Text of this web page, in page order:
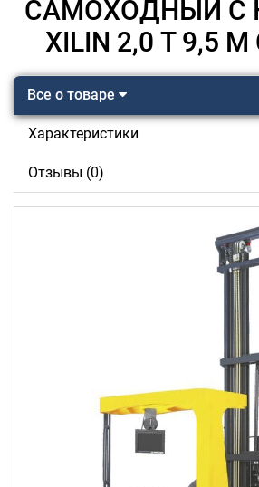
САМОХОДНЫЙ С
XILIN 2,0 Т 9,5 М
Все о товаре
Характеристики
Отзывы (0)